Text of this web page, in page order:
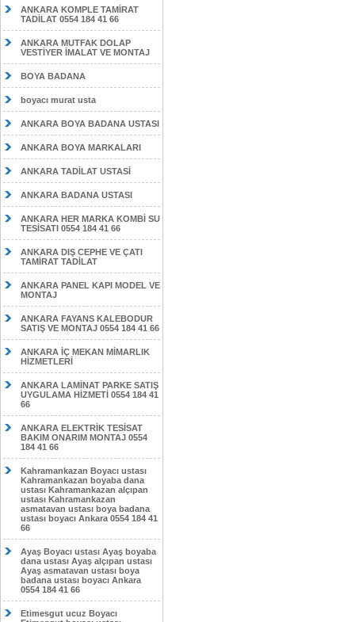
ANKARA KOMPLE TAMİRAT
TADİLAT 0554 184 41 66
ANKARA MUTFAK DOLAP
VESTİYER İMALAT VE MONTAJ
BOYA BADANA
boyacı murat usta
ANKARA BOYA BADANA USTASI
ANKARA BOYA MARKALARI
ANKARA TADİLAT USTASİ
ANKARA BADANA USTASI
ANKARA HER MARKA KOMBİ SU
TESİSATI 0554 184 41 66
ANKARA DIŞ CEPHE VE ÇATI
TAMİRAT TADİLAT
ANKARA PANEL KAPI MODEL VE
MONTAJ
ANKARA FAYANS KALEBODUR
SATIŞ VE MONTAJ 0554 184 41 66
ANKARA İÇ MEKAN MİMARLIK
HİZMETLERİ
ANKARA LAMİNAT PARKE SATIŞ
UYGULAMA HİZMETİ 0554 184 41
66
ANKARA ELEKTRİK TESİSAT
BAKIM ONARIM MONTAJ 0554
184 41 66
Kahramankazan Boyacı ustası
Kahramankazan boyaba dana
ustası Kahramankazan alçıpan
ustası Kahramankazan
asmatavan ustası boya badana
ustası boyacı Ankara 0554 184 41
66
Ayaş Boyacı ustası Ayaş boyaba
dana ustası Ayaş alçıpan ustası
Ayaş asmatavan ustası boya
badana ustası boyacı Ankara
0554 184 41 66
Etimesgut ucuz Boyacı